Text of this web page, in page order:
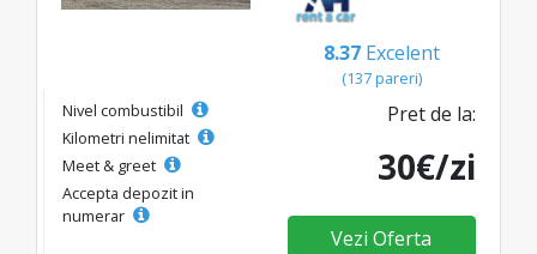
8.37 Excelent
(137 pareri)
Nivel combustibil
Kilometri nelimitat
Meet & greet
Accepta depozit in
numerar
Pret de la:
30€/zi
Vezi Oferta